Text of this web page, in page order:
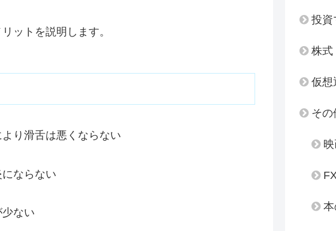
ットを説明します。
り滑舌は悪くならない
ならない
ない
投資
株式
仮想
その